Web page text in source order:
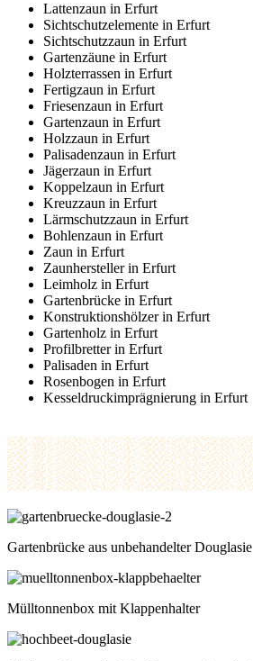
Lattenzaun in Erfurt
Sichtschutzelemente in Erfurt
Sichtschutzzaun in Erfurt
Gartenzäune in Erfurt
Holzterrassen in Erfurt
Fertigzaun in Erfurt
Friesenzaun in Erfurt
Gartenzaun in Erfurt
Holzzaun in Erfurt
Palisadenzaun in Erfurt
Jägerzaun in Erfurt
Koppelzaun in Erfurt
Kreuzzaun in Erfurt
Lärmschutzzaun in Erfurt
Bohlenzaun in Erfurt
Zaun in Erfurt
Zaunhersteller in Erfurt
Leimholz in Erfurt
Gartenbrücke in Erfurt
Konstruktionshölzer in Erfurt
Gartenholz in Erfurt
Profilbretter in Erfurt
Palisaden in Erfurt
Rosenbogen in Erfurt
Kesseldruckimprägnierung in Erfurt
Gartenbrücke aus unbehandelter Douglasie
Mülltonnenbox mit Klappenhalter